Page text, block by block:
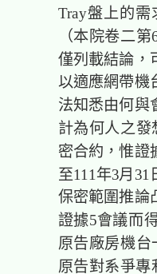
Tray盤上的
（本院卷二
僅列載結論，
以適應網帶機
法知悉由何與
計為何人之
密合約，惟證
至111年3月
保密範圍推論
證據5會議而
原告廠房機
原告對系爭專